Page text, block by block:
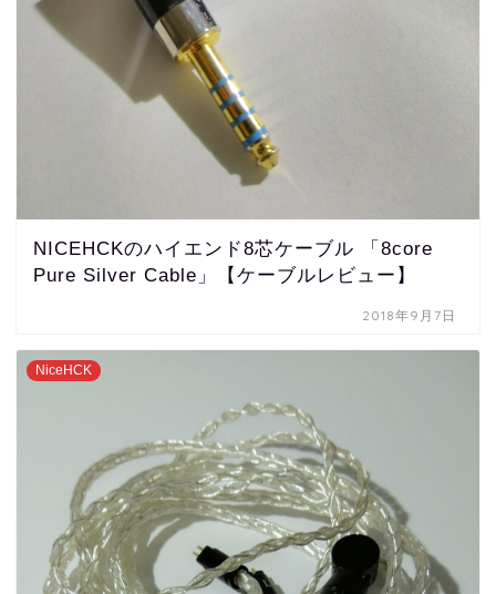
NICEHCKのハイエンド8芯ケーブル 「8core
Pure Silver Cable」【ケーブルレビュー】
2018年9月7日
NiceHCK